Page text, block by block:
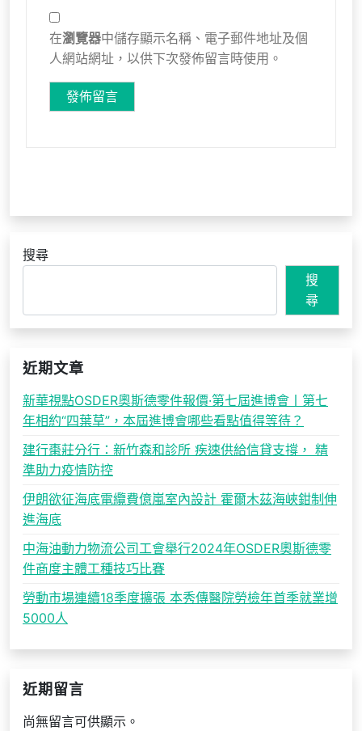
在瀏覽器中儲存顯示名稱、電子郵件地址及個
人網站網址，以供下次發佈留言時使用。
搜尋
搜
尋
近期文章
新華視點OSDER奧斯德零件報價·第七屆進博會丨第七
年相約“四葉草”，本屆進博會哪些看點值得等待？
建行棗莊分行：新竹森和診所 疾速供給信貸支撐， 精
準助力疫情防控
伊朗欲征海底電纜費億嵐室內設計 霍爾木茲海峽鉗制伸
進海底
中海油動力物流公司工會舉行2024年OSDER奧斯德零
件商度主體工種技巧比賽
勞動市場連續18季度擴張 本秀傳醫院勞檢年首季就業增
5000人
近期留言
尚無留言可供顯示。